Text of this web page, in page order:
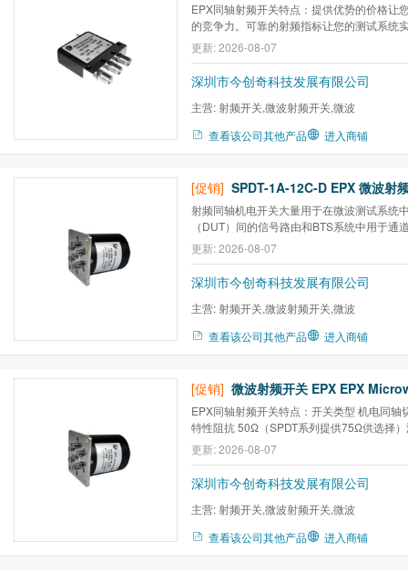
EPX同轴射频开关特点：提供优势的价格让
的竞争力。可靠的射频指标让您的测试系统
众多开关选择为您的各种应用提供配置灵活
应为您项目的短研发周期提供保证。开关类
式 先开后合 特性阻抗 50Ω（SPDT系列提供
更新: 2026-08-07
深圳市今创奇科技发展有限公司
主营: 射频开关,微波射频开关,微波
查看该公司其他产品
进入商铺
[促销]
射频同轴机电开关大量用于在微波测试系统
（DUT）间的信号路由和BTS系统中用于通
关组成矩阵系统，能把来自多台仪器的信号
DUT。这样就能够用一套测试装置完成多种
频繁的断开和重新连接，* 后实现测试过程
批量生...
更新: 2026-08-07
深圳市今创奇科技发展有限公司
主营: 射频开关,微波射频开关,微波
查看该公司其他产品
进入商铺
[促销]
EPX同轴射频开关特点：开关类型 机电同轴
特性阻抗 50Ω（SPDT系列提供75Ω供选择
65℃切换时间 20ms（max.)稳定时间
DC 5、12、15、24、28VEPX射频同轴机
0E-18ASP3T-0E-18C-DSP3T-0E-
1E-12ASP4T-0E-18AS...
更新: 2026-08-07
深圳市今创奇科技发展有限公司
主营: 射频开关,微波射频开关,微波
查看该公司其他产品
进入商铺